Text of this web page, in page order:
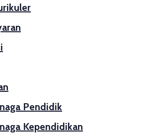
Pendidik
Kependidikan